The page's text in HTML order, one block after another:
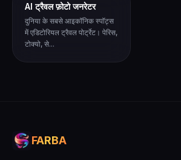
AI ट्रैवल फ़ोटो जनरेटर
दुनिया के सबसे आइकॉनिक स्पॉट्स
में एडिटोरियल ट्रैवल पोर्ट्रेट। पेरिस,
टोक्यो, से...
FARBA